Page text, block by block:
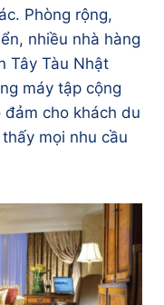
Phòng rộng,
nhiều nhà hàng
Tây Tàu Nhật
máy tập cộng
cho khách du
mọi nhu cầu